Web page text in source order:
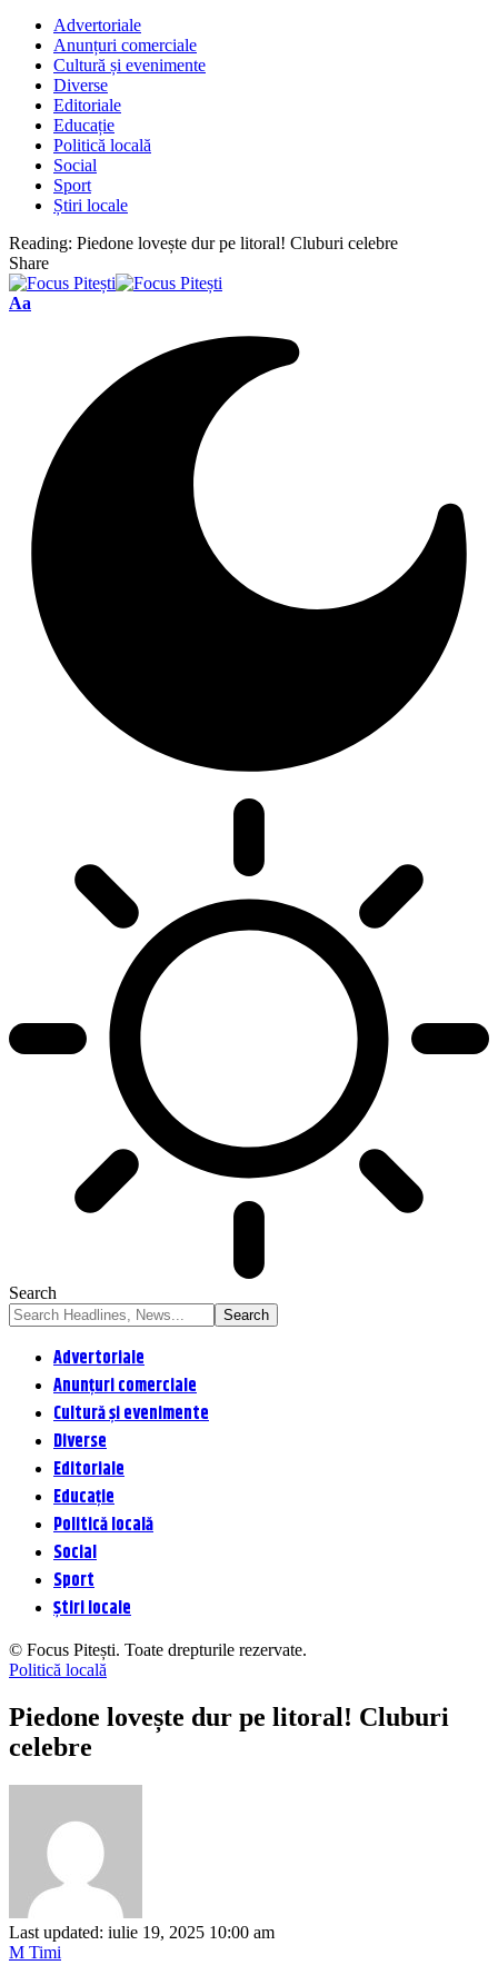
Advertoriale
Anunțuri comerciale
Cultură și evenimente
Diverse
Editoriale
Educație
Politică locală
Social
Sport
Știri locale
Reading: Piedone lovește dur pe litoral! Cluburi celebre
Share
Font
Aa
Search
Advertoriale
Anunțuri comerciale
Cultură și evenimente
Diverse
Editoriale
Educație
Politică locală
Social
Sport
Știri locale
© Focus Pitești. Toate drepturile rezervate.
Politică locală
Piedone lovește dur pe litoral! Cluburi
celebre
Last updated: iulie 19, 2025 10:00 am
M Timi